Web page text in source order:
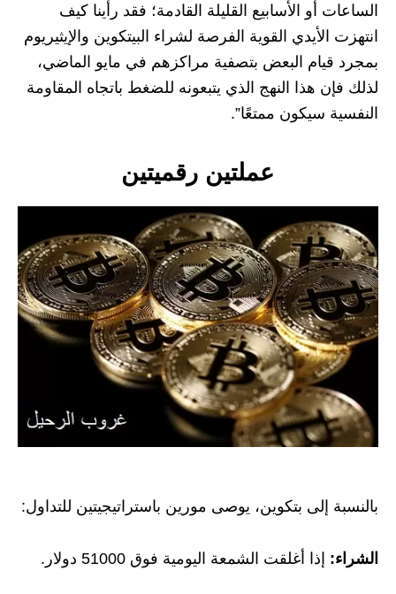
الساعات أو الأسابيع القليلة القادمة؛ فقد رأينا كيف
انتهزت الأيدي القوية الفرصة لشراء البيتكوين والإيثيريوم
بمجرد قيام البعض بتصفية مراكزهم في مايو الماضي،
لذلك فإن هذا النهج الذي يتبعونه للضغط باتجاه المقاومة
النفسية سيكون ممتعًا”.
عملتين رقميتين
بالنسبة إلى بتكوين، يوصى مورين باستراتيجيتين للتداول:
الشراء: إذا أغلقت الشمعة اليومية فوق 51000 دولار.